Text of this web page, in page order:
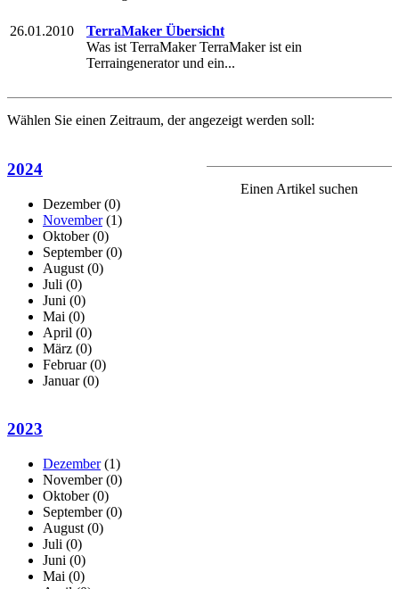
26.01.2010
TerraMaker Übersicht
Was ist TerraMaker TerraMaker ist ein
Terraingenerator und ein...
Wählen Sie einen Zeitraum, der angezeigt werden soll:
2024
Dezember(0)
November (1)
Oktober(0)
September(0)
August (0)
Juli (0)
Juni (0)
Mai (0)
April (0)
März (0)
Februar(0)
Januar(0)
2023
Dezember (1)
November(0)
Oktober(0)
September(0)
August (0)
Juli (0)
Juni (0)
Mai (0)
Einen Artikel suchen